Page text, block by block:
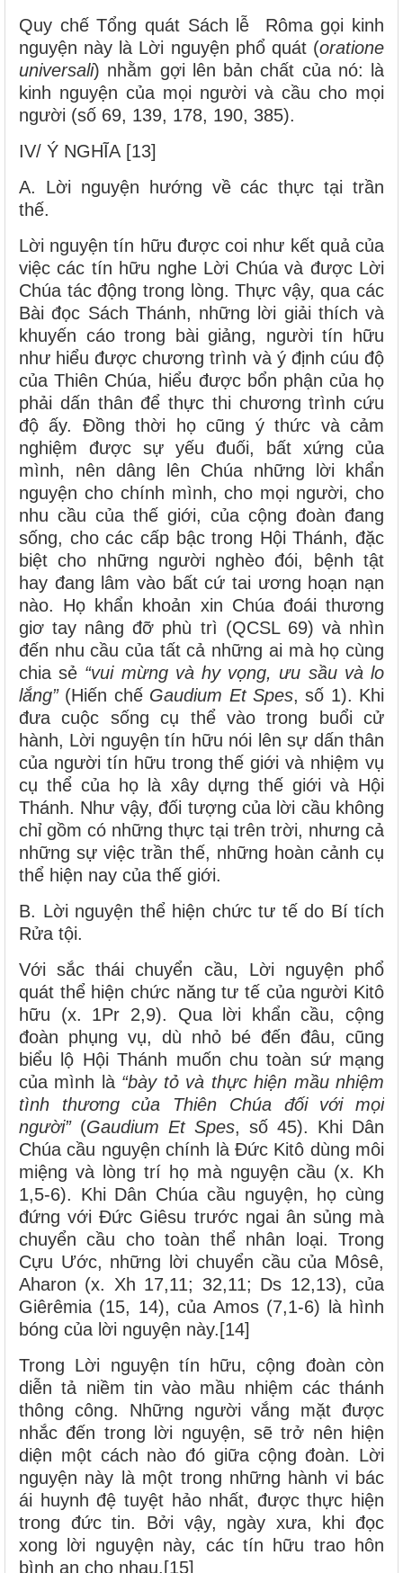
Quy chế Tổng quát Sách lễ Rôma gọi kinh
nguyện này là Lời nguyện phổ quát (oratione
universali) nhằm gợi lên bản chất của nó: là
kinh nguyện của mọi người và cầu cho mọi
người (số 69, 139, 178, 190, 385).
IV/ Ý NGHĨA [13]
A. Lời nguyện hướng về các thực tại trần
thế.
Lời nguyện tín hữu được coi như kết quả của
việc các tín hữu nghe Lời Chúa và được Lời
Chúa tác động trong lòng. Thực vậy, qua các
Bài đọc Sách Thánh, những lời giải thích và
khuyến cáo trong bài giảng, người tín hữu
như hiểu được chương trình và ý định cúu độ
của Thiên Chúa, hiểu được bổn phận của họ
phải dấn thân để thực thi chương trình cứu
độ ấy. Đồng thời họ cũng ý thức và cảm
nghiệm được sự yếu đuối, bất xứng của
mình, nên dâng lên Chúa những lời khẩn
nguyện cho chính mình, cho mọi người, cho
nhu cầu của thế giới, của cộng đoàn đang
sống, cho các cấp bậc trong Hội Thánh, đặc
biệt cho những người nghèo đói, bệnh tật
hay đang lâm vào bất cứ tai ương hoạn nạn
nào. Họ khẩn khoản xin Chúa đoái thương
giơ tay nâng đỡ phù trì (QCSL 69) và nhìn
đến nhu cầu của tất cả những ai mà họ cùng
chia sẻ “vui mừng và hy vọng, ưu sầu và lo
lắng” (Hiến chế Gaudium Et Spes, số 1). Khi
đưa cuộc sống cụ thể vào trong buổi cử
hành, Lời nguyện tín hữu nói lên sự dấn thân
của người tín hữu trong thế giới và nhiệm vụ
cụ thể của họ là xây dựng thế giới và Hội
Thánh. Như vậy, đối tượng của lời cầu không
chỉ gồm có những thực tại trên trời, nhưng cả
những sự việc trần thế, những hoàn cảnh cụ
thể hiện nay của thế giới.
B. Lời nguyện thể hiện chức tư tế do Bí tích
Rửa tội.
Với sắc thái chuyển cầu, Lời nguyện phổ
quát thể hiện chức năng tư tế của người Kitô
hữu (x. 1Pr 2,9). Qua lời khẩn cầu, cộng
đoàn phụng vụ, dù nhỏ bé đến đâu, cũng
biểu lộ Hội Thánh muốn chu toàn sứ mạng
của mình là“bày tỏ và thực hiện mầu nhiệm
tình thương của Thiên Chúa đối với mọi
người”(Gaudium Et Spes, số 45). Khi Dân
Chúa cầu nguyện chính là Đức Kitô dùng môi
miệng và lòng trí họ mà nguyện cầu (x. Kh
1,5-6). Khi Dân Chúa cầu nguyện, họ cùng
đứng với Đức Giêsu trước ngai ân sủng mà
chuyển cầu cho toàn thể nhân loại. Trong
Cựu Ước, những lời chuyển cầu của Môsê,
Aharon (x. Xh 17,11; 32,11; Ds 12,13), của
Giêrêmia (15, 14), của Amos (7,1-6) là hình
bóng của lời nguyện này.[14]
Trong Lời nguyện tín hữu, cộng đoàn còn
diễn tả niềm tin vào mầu nhiệm các thánh
thông công. Những người vắng mặt được
nhắc đến trong lời nguyện, sẽ trở nên hiện
diện một cách nào đó giữa cộng đoàn. Lời
nguyện này là một trong những hành vi bác
ái huynh đệ tuyệt hảo nhất, được thực hiện
trong đức tin. Bởi vậy, ngày xưa, khi đọc
xong lời nguyện này, các tín hữu trao hôn
bình an cho nhau.[15]